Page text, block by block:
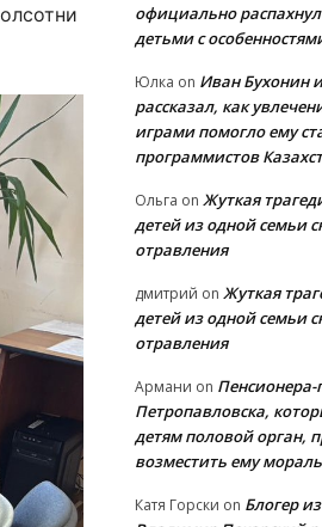
официально
детьми с
Юлка on Иван Бухонин
рассказал, как
играми помогло ему
программистов
Ольга on Жуткая
детей из одной семьи
отравления
дмитрий on Жуткая
детей из одной семьи
отравления
Армани on
Петропавловска,
детям половой орган,
возместить ему
Катя Горски on Блогер